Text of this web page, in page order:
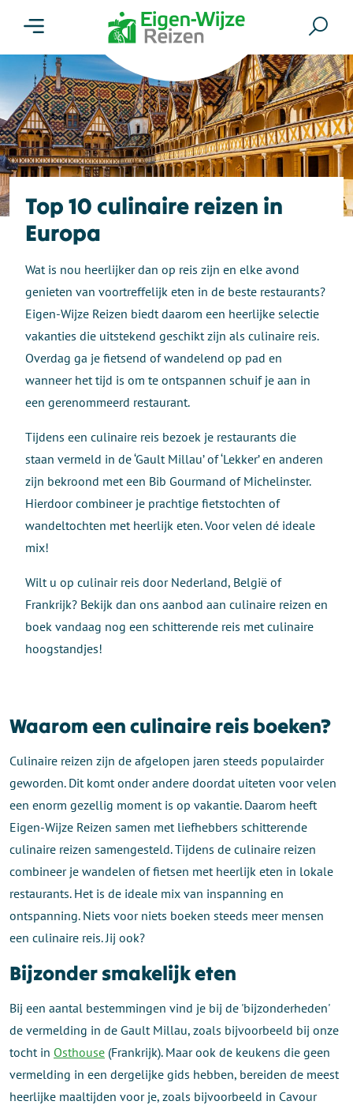
Top 10 culinaire reizen in
Europa
Wat is nou heerlijker dan op reis zijn en elke avond
genieten van voortreffelijk eten in de beste restaurants?
Eigen-Wijze Reizen biedt daarom een heerlijke selectie
vakanties die uitstekend geschikt zijn als culinaire reis.
Overdag ga je fietsend of wandelend op pad en
wanneer het tijd is om te ontspannen schuif je aan in
een gerenommeerd restaurant.
Tijdens een culinaire reis bezoek je restaurants die
staan vermeld in de ‘Gault Millau’ of ‘Lekker’ en anderen
zijn bekroond met een Bib Gourmand of Michelinster.
Hierdoor combineer je prachtige fietstochten of
wandeltochten met heerlijk eten. Voor velen dé ideale
mix!
Wilt u op culinair reis door Nederland, België of
Frankrijk? Bekijk dan ons aanbod aan culinaire reizen en
boek vandaag nog een schitterende reis met culinaire
hoogstandjes!
Waarom een culinaire reis boeken?
Culinaire reizen zijn de afgelopen jaren steeds populairder
geworden. Dit komt onder andere doordat uiteten voor velen
een enorm gezellig moment is op vakantie. Daarom heeft
Eigen-Wijze Reizen samen met liefhebbers schitterende
culinaire reizen samengesteld. Tijdens de culinaire reizen
combineer je wandelen of fietsen met heerlijk eten in lokale
restaurants. Het is de ideale mix van inspanning en
ontspanning. Niets voor niets boeken steeds meer mensen
een culinaire reis. Jij ook?
Bijzonder smakelijk eten
Bij een aantal bestemmingen vind je bij de 'bijzonderheden'
de vermelding in de Gault Millau, zoals bijvoorbeeld bij onze
tocht in Osthouse (Frankrijk). Maar ook de keukens die geen
vermelding in een dergelijke gids hebben, bereiden de meest
heerlijke maaltijden voor je, zoals bijvoorbeeld in Cavour